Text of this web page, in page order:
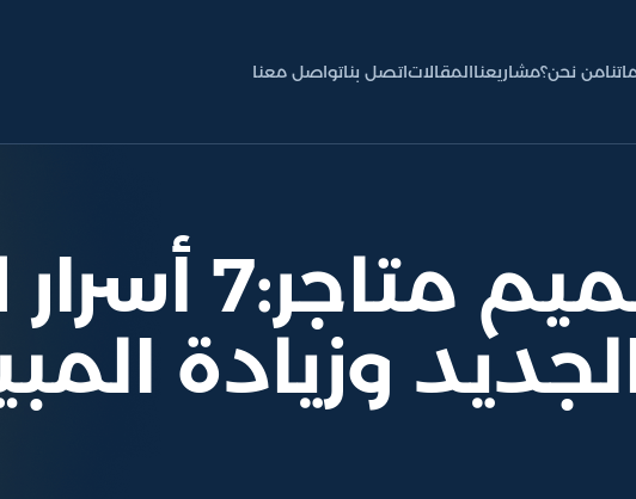
من نحن؟مشاريعناالمقالاتاتصل بناتواصل معنا
شركة تصميم
وزيادة